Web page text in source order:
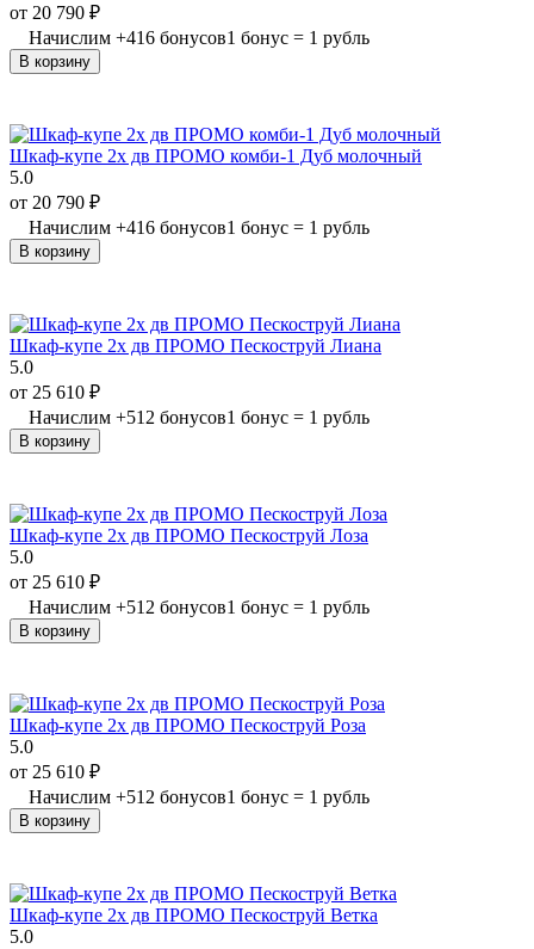
от 20 790 ₽
Начислим +416 бонусов1 бонус = 1 рубль
В корзину
Шкаф-купе 2х дв ПРОМО комби-1 Дуб молочный
5.0
от 20 790 ₽
Начислим +416 бонусов1 бонус = 1 рубль
В корзину
Шкаф-купе 2х дв ПРОМО Пескоструй Лиана
5.0
от 25 610 ₽
Начислим +512 бонусов1 бонус = 1 рубль
В корзину
Шкаф-купе 2х дв ПРОМО Пескоструй Лоза
5.0
от 25 610 ₽
Начислим +512 бонусов1 бонус = 1 рубль
В корзину
Шкаф-купе 2х дв ПРОМО Пескоструй Роза
5.0
от 25 610 ₽
Начислим +512 бонусов1 бонус = 1 рубль
В корзину
Шкаф-купе 2х дв ПРОМО Пескоструй Ветка
5.0